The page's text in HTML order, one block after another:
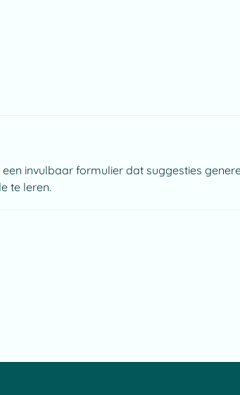
invulbaar formulier dat suggesties
te leren.